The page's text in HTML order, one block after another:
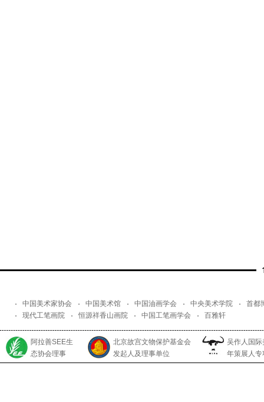
中国美术家协会 中国美术馆 中国油画学会 中央美术学院
首都
现代工笔画院
恒源祥香山画院 中国工笔画学会 百雅轩
阿拉善SEE生
态协会理事
北京故宫文物保护基金会
发起人及理事单位
吴作人国
年策展人专